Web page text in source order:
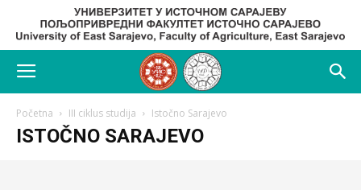
Početna III ciklus studija Istočno Sarajevo
ISTOČNO SARAJEVO